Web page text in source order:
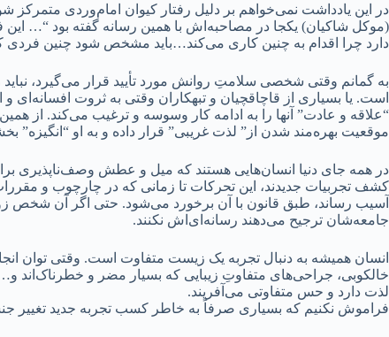
در این یادداشت نمی‌خواهم بر دلیل رفتار کیوان امام‌وردی
(موکل شاکیان) یکجا در مصاحبه‌اش با همین رسانه گفته بود “…
دارد چرا اقدام به چنین کاری می‌کند…باید مشخص شود چنین فردی
به گمانم وقتی شخصی سلامتِ روانش مورد تأیید قرار می‌گیرد، نباید
است. یا بسیاری از قاچاقچیان و تبهکاران وقتی به ثروت افسانه‌ای
“علاقه و عادت” آنها را به ادامه کار وسوسه و ترغیب می‌کند. از
موقعیت بهره‌مند شدن از” لذت غریبی” قرار داده و به او “انگیزه”
در همه جای دنیا انسان‌هایی هستند که میل و عطش وصف‌ناپذیری برای
کشف تجربیات جدیدند، این تحرکات تا زمانی که در چارچوب و
آسیب رساند، طبق قانون با آن برخورد می‌شود. حتی اگر آن شخص
جامعه‌شان ترجیح می‌دهند رسانه‌ای‌اش نکنند.
انسان همیشه به دنبال تجربه یک زیست متفاوت است. وقتی توان
خالکوبی، جراحی‌های متفاوتِ زیبایی که بسیار مضر و خطرناک‌اند
لذت دارد و حس متفاوتی می‌آفریند.
فراموش نکنیم که بسیاری صرفاً به خاطر کسب تجربه جدید تغییر